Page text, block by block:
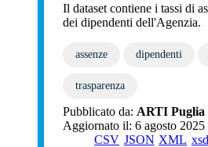
Il dataset contiene i tassi di
dei dipendenti dell'Agenzia.
assenze dipendenti
trasparenza
Pubblicato da: ARTI Puglia
Aggiornato il: 6 agosto 2025
CSV JSON XML xsd